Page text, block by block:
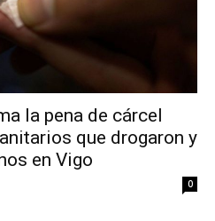
la pena de cárcel
que drogaron y
en Vigo
0